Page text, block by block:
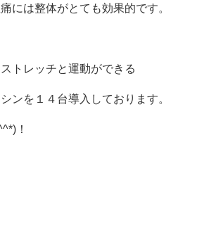
には整体がとても効果的です。
トレッチと運動ができる
ンを１４台導入しております。
！